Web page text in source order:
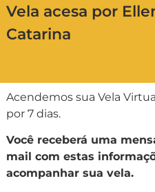
Vela acesa por
Catarina
Acendemos sua Vela
por 7 dias.
Você receberá uma
mail com estas
acompanhar sua vela.